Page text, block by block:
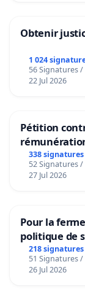
Obtenir
1 024
56 Signatures
22 Jul 2026
Pétition
granum
338 signatures
52 Signatures
27 Jul 2026
Pour la
politique de
218 signatures
51 Signatures
26 Jul 2026